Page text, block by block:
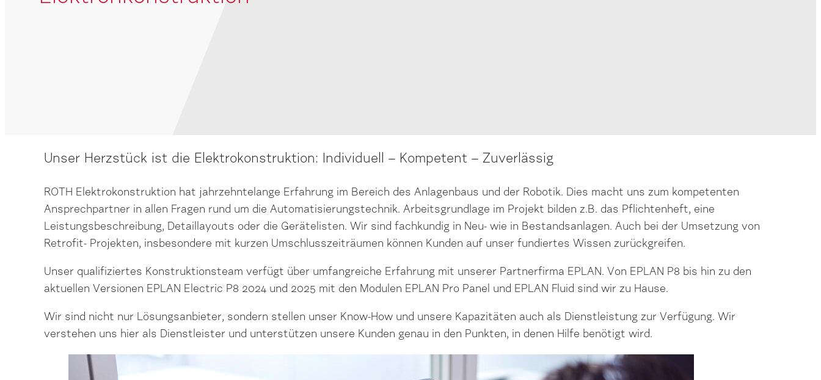
Unser Herzstück ist die Elektrokonstruktion: Individuell – Kompetent – Zuverlässig
ROTH Elektrokonstruktion hat jahrzehntelange Erfahrung im Bereich des Anlagenbaus und der Robotik. Dies macht uns zum kompetenten
Ansprechpartner in allen Fragen rund um die Automatisierungstechnik. Arbeitsgrundlage im Projekt bilden z.B. das Pflichtenheft, eine
Leistungsbeschreibung, Detaillayouts oder die Gerätelisten. Wir sind fachkundig in Neu- wie in Bestandsanlagen. Auch bei der Umsetzung von
Retrofit- Projekten, insbesondere mit kurzen Umschlusszeiträumen können Kunden auf unser fundiertes Wissen zurückgreifen.
Unser qualifiziertes Konstruktionsteam verfügt über umfangreiche Erfahrung mit unserer Partnerfirma EPLAN. Von EPLAN P8 bis hin zu den
aktuellen Versionen EPLAN Electric P8 2024 und 2025 mit den Modulen EPLAN Pro Panel und EPLAN Fluid sind wir zu Hause.
Wir sind nicht nur Lösungsanbieter, sondern stellen unser Know-How und unsere Kapazitäten auch als Dienstleistung zur Verfügung. Wir
verstehen uns hier als Dienstleister und unterstützen unsere Kunden genau in den Punkten, in denen Hilfe benötigt wird.